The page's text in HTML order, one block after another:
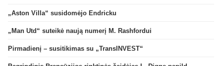
„Aston Villa“ susidomėjo Endricku
„Man Utd“ suteikė naują numerį M. Rashfordui
Pirmadienį – susitikimas su „TransINVEST“